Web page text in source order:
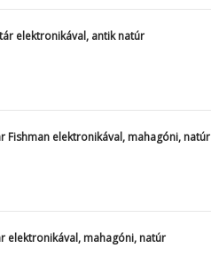
elektronikával, antik natúr
Fishman elektronikával, mahagóni, natúr
elektronikával, mahagóni, natúr